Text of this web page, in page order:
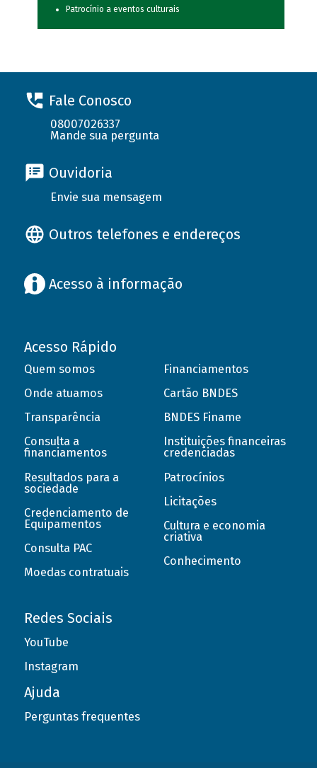
Patrocínio a eventos culturais
Fale Conosco
08007026337
Mande sua pergunta
Ouvidoria
Envie sua mensagem
Outros telefones e endereços
Acesso à informação
Acesso Rápido
Quem somos
Onde atuamos
Transparência
Consulta a
financiamentos
Resultados para a
sociedade
Credenciamento de
Equipamentos
Consulta PAC
Moedas contratuais
Financiamentos
Cartão BNDES
BNDES Finame
Instituições financeiras
credenciadas
Patrocínios
Licitações
Cultura e economia
criativa
Conhecimento
Redes Sociais
YouTube
Instagram
Ajuda
Perguntas frequentes